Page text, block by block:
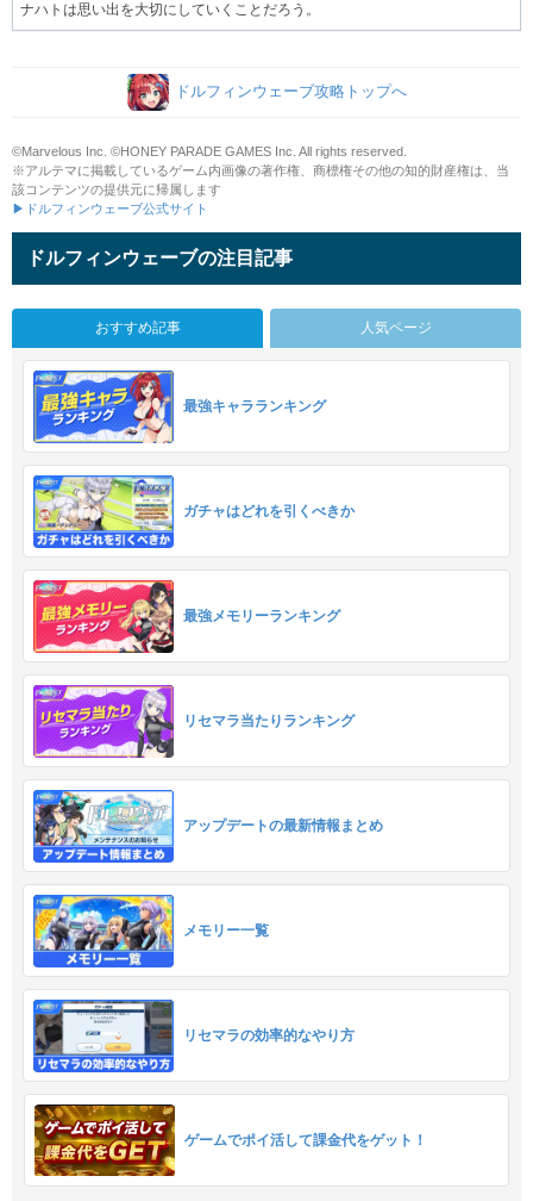
ナハトは思い出を大切にしていくことだろう。
ドルフィンウェーブ攻略トップへ
©Marvelous Inc. ©HONEY PARADE GAMES Inc. All rights reserved.
※アルテマに掲載しているゲーム内画像の著作権、商標権その他の知的財産権は、当
該コンテンツの提供元に帰属します
▶ドルフィンウェーブ公式サイト
ドルフィンウェーブの注目記事
おすすめ記事 人気ページ
最強キャラランキング
ガチャはどれを引くべきか
最強メモリーランキング
リセマラ当たりランキング
アップデートの最新情報まとめ
メモリー一覧
リセマラの効率的なやり方
ゲームでポイ活して課金代をゲット！